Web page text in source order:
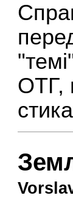
ОТГ,